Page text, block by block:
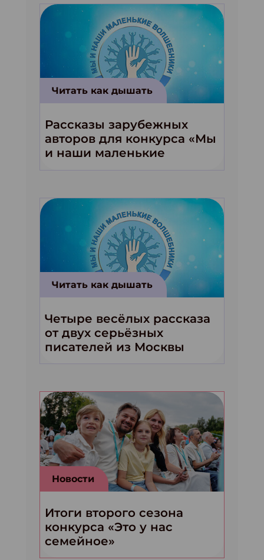
Читать как дышать
Рассказы зарубежных
авторов для конкурса «Мы
и наши маленькие
волшебники!»
Читать как дышать
Четыре весёлых рассказа
от двух серьёзных
писателей из Москвы
Новости
Итоги второго сезона
конкурса «Это у нас
семейное»